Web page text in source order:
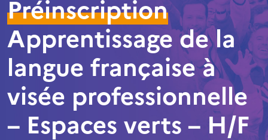
Préinscription
Apprentissage de la
langue française à
visée professionnelle
– Espaces verts – H/F